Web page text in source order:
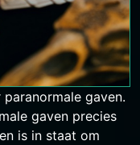
gaven.
gaven precies
is in staat om